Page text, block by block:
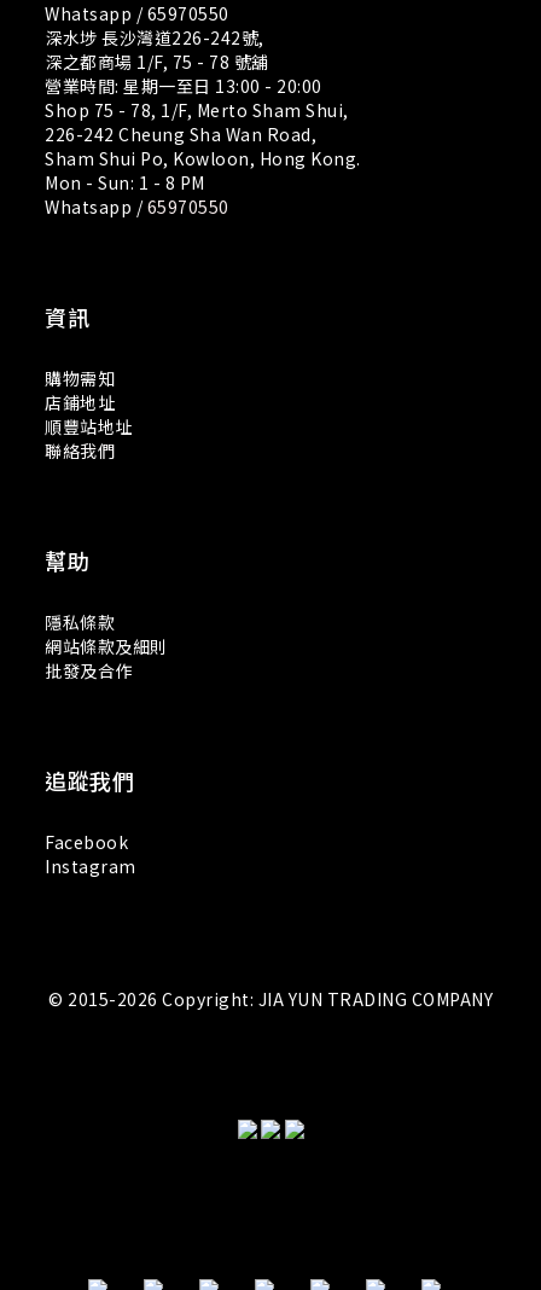
Whatsapp /65970550
深水埗 長沙灣道226-242號,
深之都商場 1/F, 75 - 78 號舖
營業時間: 星期一至日 13:00 - 20:00
Shop 75 - 78, 1/F, Merto Sham Shui,
226-242 Cheung Sha Wan Road,
Sham Shui Po, Kowloon, Hong Kong.
Mon - Sun: 1 - 8 PM
Whatsapp /65970550
資訊
購物需知
店鋪地址
順豐站地址
聯絡我們
幫助
隱私條款
網站條款及細則
批發及合作
追蹤我們
Facebook
Instagram
© 2015-2026 Copyright: JIA YUN TRADING COMPANY